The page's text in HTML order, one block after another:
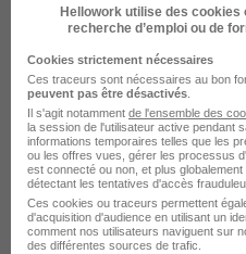
Chef de Projet Aéro
Segula Technologies
Massy - 91 CDI
Hellowork utilise des
recherche d’emploi ou de
Cookies strictement nécessaires
Ces traceurs sont nécessaires au bon
peuvent pas être désactivés
Il s'agit notamment de l'ensemble des
la session de l'utilisateur active pendant
informations temporaires telles que les
ou les offres vues, gérer les processus
est connecté ou non, et plus
détectant les tentatives d'accès
Ces cookies ou traceurs permettent
d'acquisition d'audience en utilisant un
comment nos utilisateurs naviguent sur
des différentes sources de trafic.